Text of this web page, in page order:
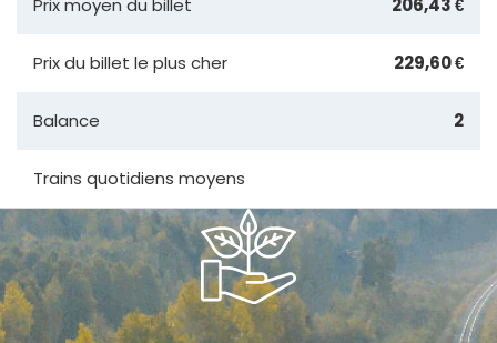
Prix moyen du billet 206,43 €
Prix du billet le plus cher 229,60 €
Balance 2
Trains quotidiens moyens